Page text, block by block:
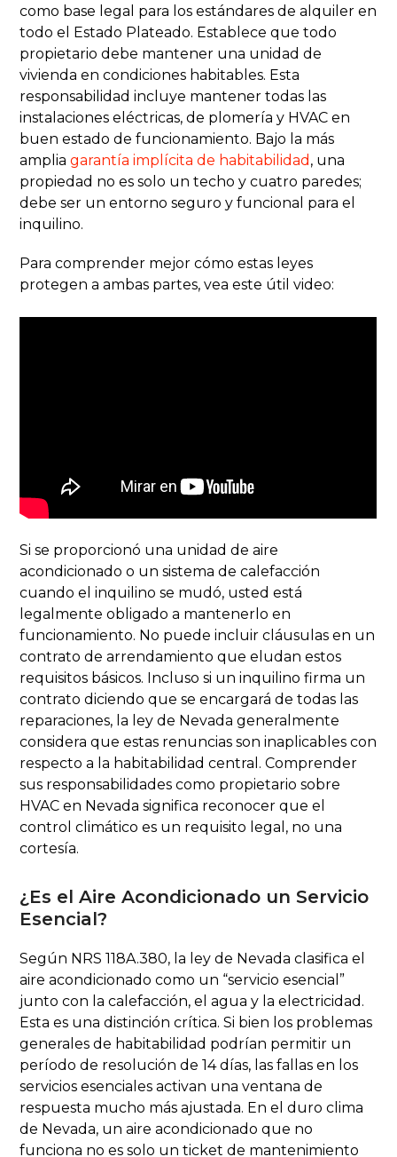
como base legal para los estándares de alquiler en
todo el Estado Plateado. Establece que todo
propietario debe mantener una unidad de
vivienda en condiciones habitables. Esta
responsabilidad incluye mantener todas las
instalaciones eléctricas, de plomería y HVAC en
buen estado de funcionamiento. Bajo la más
ampliagarantía implícita de habitabilidad , una
propiedad no es solo un techo y cuatro paredes;
debe ser un entorno seguro y funcional para el
inquilino.
Para comprender mejor cómo estas leyes
protegen a ambas partes, vea este útil video:
Si se proporcionó una unidad de aire
acondicionado o un sistema de calefacción
cuando el inquilino se mudó, usted está
legalmente obligado a mantenerlo en
funcionamiento. No puede incluir cláusulas en un
contrato de arrendamiento que eludan estos
requisitos básicos. Incluso si un inquilino firma un
contrato diciendo que se encargará de todas las
reparaciones, la ley de Nevada generalmente
considera que estas renuncias son inaplicables con
respecto a la habitabilidad central. Comprender
sus responsabilidades como propietario sobre
HVAC en Nevada significa reconocer que el
control climático es un requisito legal, no una
cortesía.
¿Es el Aire Acondicionado un Servicio
Esencial?
Según NRS 118A.380, la ley de Nevada clasifica el
aire acondicionado como un “servicio esencial”
junto con la calefacción, el agua y la electricidad.
Esta es una distinción crítica. Si bien los problemas
generales de habitabilidad podrían permitir un
período de resolución de 14 días, las fallas en los
servicios esenciales activan una ventana de
respuesta mucho más ajustada. En el duro clima
de Nevada, un aire acondicionado que no
funciona no es solo un ticket de mantenimiento